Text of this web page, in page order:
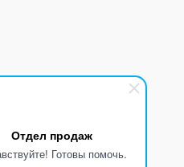
Отдел продаж
Готовы помочь.